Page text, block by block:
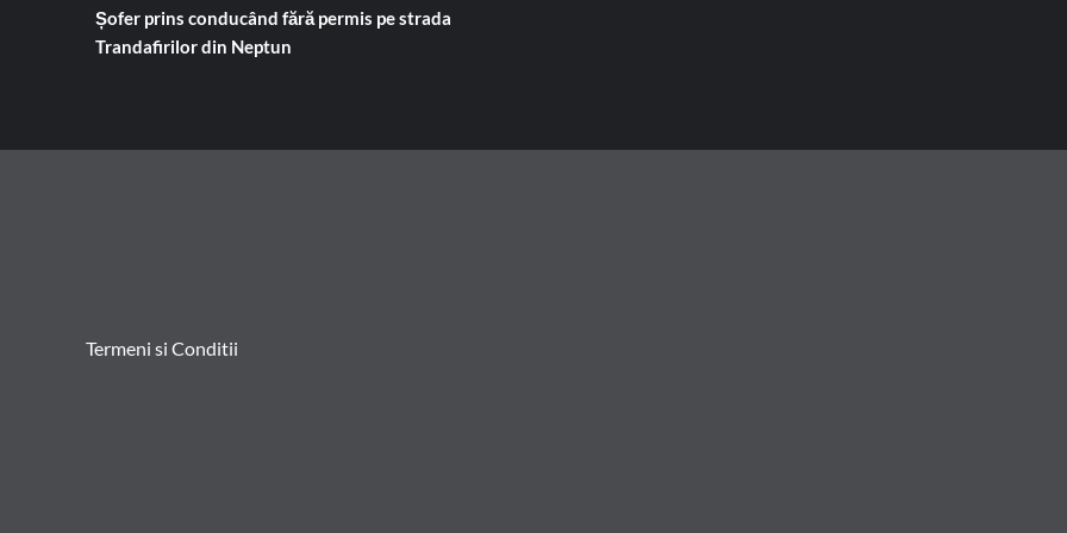
Șofer prins conducând fără permis pe strada
Trandafirilor din Neptun
Termeni si Conditii